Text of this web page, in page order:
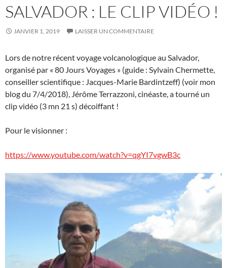
SALVADOR : LE CLIP VIDÉO !
JANVIER 1, 2019 LAISSER UN COMMENTAIRE
Lors de notre récent voyage volcanologique au Salvador,
organisé par « 80 Jours Voyages » (guide : Sylvain Chermette,
conseiller scientifique : Jacques-Marie Bardintzeff) (voir mon
blog du 7/4/2018), Jérôme Terrazzoni, cinéaste, a tourné un
clip vidéo (3 mn 21 s) décoiffant !
Pour le visionner :
https://www.youtube.com/watch?v=qgYI7vgwB3c